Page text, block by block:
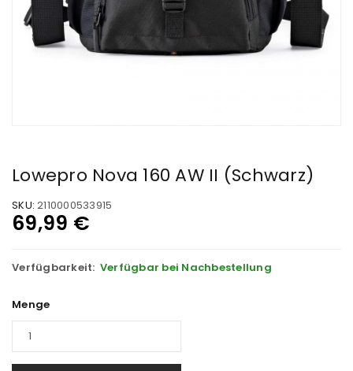
Lowepro Nova 160 AW II (Schwarz)
SKU: 2110000533915
69,99 €
Verfügbarkeit: Verfügbar bei Nachbestellung
Menge